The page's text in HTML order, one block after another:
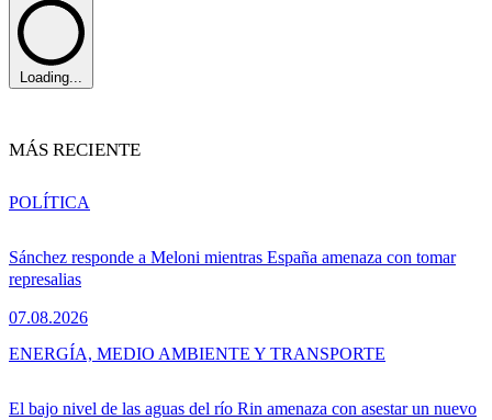
Loading...
MÁS RECIENTE
Sánchez responde a Meloni mientras España amenaza con tomar
represalias
07.08.2026
POLÍTICA
El bajo nivel de las aguas del río Rin amenaza con asestar un nuevo
ENERGÍA, MEDIO AMBIENTE Y TRANSPORTE